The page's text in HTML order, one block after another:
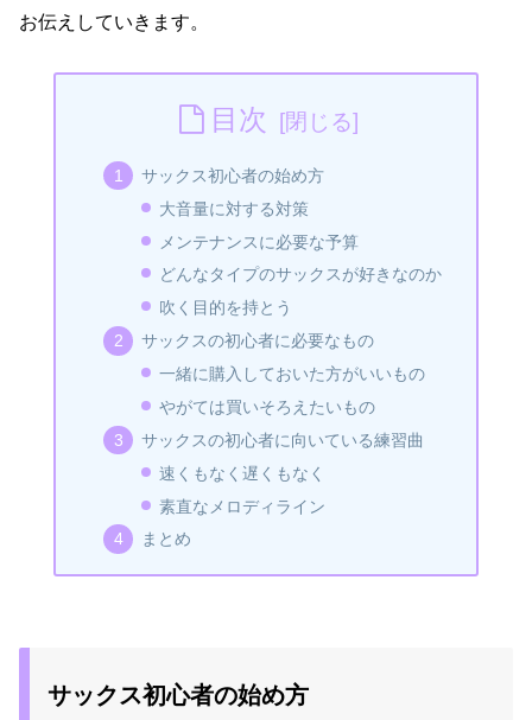
お伝えしていきます。
目次
サックス初心者の始め方
大音量に対する対策
メンテナンスに必要な予算
どんなタイプのサックスが好きなのか
吹く目的を持とう
サックスの初心者に必要なもの
一緒に購入しておいた方がいいもの
やがては買いそろえたいもの
サックスの初心者に向いている練習曲
速くもなく遅くもなく
素直なメロディライン
まとめ
サックス初心者の始め方